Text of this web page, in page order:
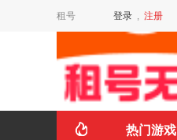
租号 登录 , 注册
热门游戏